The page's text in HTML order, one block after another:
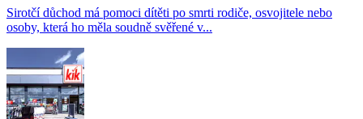
Sirotčí důchod má pomoci dítěti po smrti rodiče, osvojitele nebo
osoby, která ho měla soudně svěřené v...